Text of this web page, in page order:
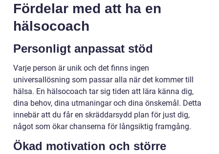
Fördelar med att ha en
hälsocoach
Personligt anpassat stöd
Varje person är unik och det finns ingen
universallösning som passar alla när det kommer till
hälsa. En hälsocoach tar sig tiden att lära känna dig,
dina behov, dina utmaningar och dina önskemål. Detta
innebär att du får en skräddarsydd plan för just dig,
något som ökar chanserna för långsiktig framgång.
Ökad motivation och större